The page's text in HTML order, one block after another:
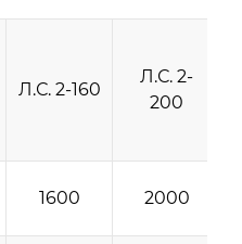
Л.С. 2-160
Л.С. 2-
200
1600 2000